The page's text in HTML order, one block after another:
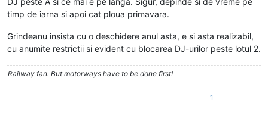
timp de iarna si apoi cat ploua primavara.
Grindeanu insista cu o deschidere anul asta, e si asta realizabil,
cu anumite restrictii si evident cu blocarea DJ-urilor peste lotul 2.
Railway fan. But motorways have to be done first!
1